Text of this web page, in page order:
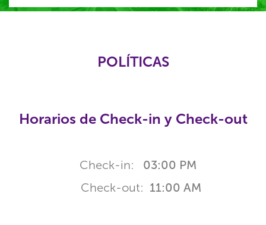
POLÍTICAS
Horarios de Check-in y Check-out
Check-in: 03:00 PM
Check-out: 11:00 AM